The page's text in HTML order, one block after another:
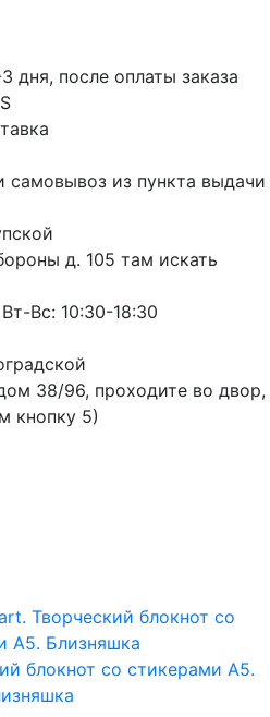
дня, после оплаты заказа
самовывоз из пункта выдачи
д. 105 там искать
Вс: 10:30-18:30
38/96, проходите во двор,
кнопку 5)
блокнот cо стикерами A5.